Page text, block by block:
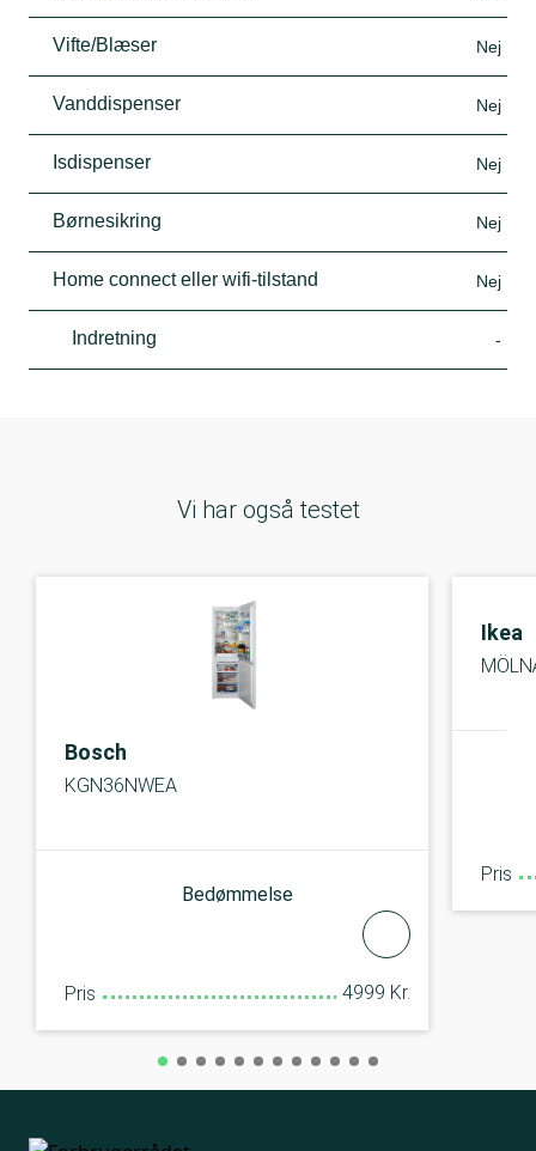
Vifte/Blæser Nej
Vanddispenser Nej
Isdispenser Nej
Børnesikring Nej
Home connect eller wifi-tilstand Nej
Indretning -
Vi har også testet
Bosch
KGN36NWEA
Bedømmelse
Pris 4999 Kr.
Ikea
Pris